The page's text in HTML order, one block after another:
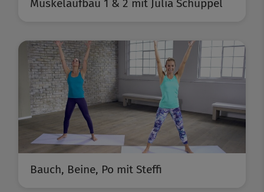
Muskelaufbau 1 & 2 mit Julia Schuppel
Bauch, Beine, Po mit Steffi